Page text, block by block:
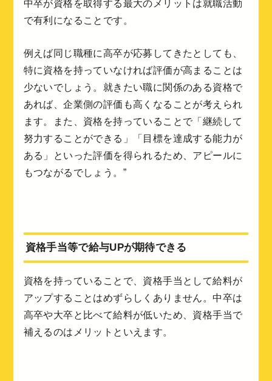
中卒が資格を取得する最大のメリットは就職活動
で有利になることです。
例えば同じ職種に高卒が応募してきたとしても、
特に資格を持っていなければ評価が高まることは
少ないでしょう。就きたい職に関係のある資格で
あれば、企業側の評価も高くなることが考えられ
ます。また、資格を持っていることで「継続して
努力することができる」「目標を達成する能力が
ある」といった評価を得られるため、アピールに
もつながるでしょう。”
資格手当等で給与UPが期待できる
資格を持っていることで、資格手当として給料が
アップすることはめずらしくありません。中卒は
高卒や大卒と比べて給料が低いため、資格手当で
補えるのはメリットといえます。